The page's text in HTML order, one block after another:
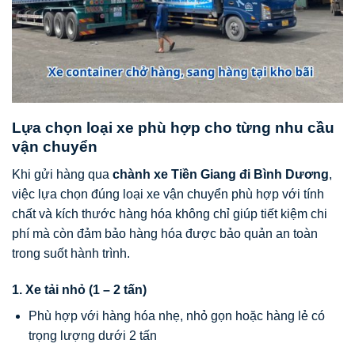
Lựa chọn loại xe phù hợp cho từng nhu cầu
vận chuyển
Khi gửi hàng qua chành xe Tiền Giang đi Bình Dương,
việc lựa chọn đúng loại xe vận chuyển phù hợp với tính
chất và kích thước hàng hóa không chỉ giúp tiết kiệm chi
phí mà còn đảm bảo hàng hóa được bảo quản an toàn
trong suốt hành trình.
1. Xe tải nhỏ (1 – 2 tấn)
Phù hợp với hàng hóa nhẹ, nhỏ gọn hoặc hàng lẻ có
trọng lượng dưới 2 tấn